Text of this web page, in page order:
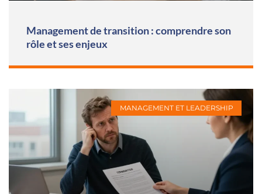
Management de transition : comprendre son
rôle et ses enjeux
MANAGEMENT ET LEADERSHIP